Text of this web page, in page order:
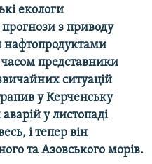
екологи
з приводу
нафтопродуктами
представники
ситуацій
у Керченську
у листопаді
і тепер він
та Азовського морів.